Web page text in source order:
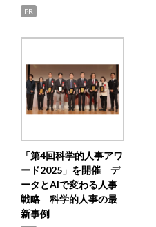
PR
「第4回科学的人事アワ
ード2025」を開催 デ
ータとAIで変わる人事
戦略 科学的人事の最
新事例